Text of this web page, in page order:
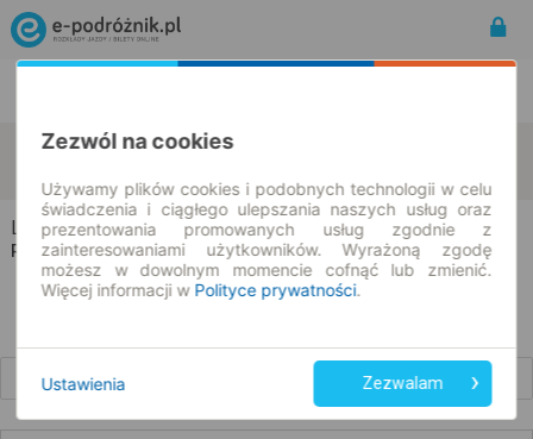
Luzino Wejherowo
Luzino → Wejherowo
Rozkład jazdy i bilety
Zezwól na cookies
Używamy plików cookies i podobnych technologii w celu
świadczenia i ciągłego ulepszania naszych usług oraz
prezentowania promowanych usług zgodnie z
zainteresowaniami użytkowników. Wyrażoną zgodę
możesz w dowolnym momencie cofnąć lub zmienić.
Więcej informacji w Polityce prywatności.
Ustawienia Zezwalam